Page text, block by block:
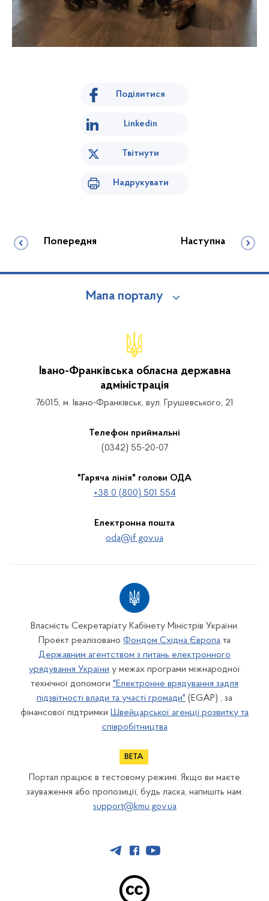
Поділитися
Linkedin
Твітнути
Надрукувати
Попередня Наступна
Мапа порталу
Івано-Франківська обласна державна
адміністрація
76015, м. Івано-Франківськ, вул. Грушевського, 21
Телефон приймальні
(0342) 55-20-07
"Гаряча лінія" голови ОДА
+38 0 (800) 501 554
Електронна пошта
oda@if.gov.ua
Власність Секретаріату Кабінету Міністрів України.
Проект реалізовано Фондом Східна Європа та
Державним агентством з питань електронного
урядування України у межах програми міжнародної
технічної допомоги "Електронне врядування задля
підзвітності влади та участі громади" (EGAP) , за
фінансової підтримки Швейцарської агенції розвитку та
співробітництва
Портал працює в тестовому режимі. Якщо ви маєте
зауваження або пропозиції, будь ласка, напишіть нам:
support@kmu.gov.ua